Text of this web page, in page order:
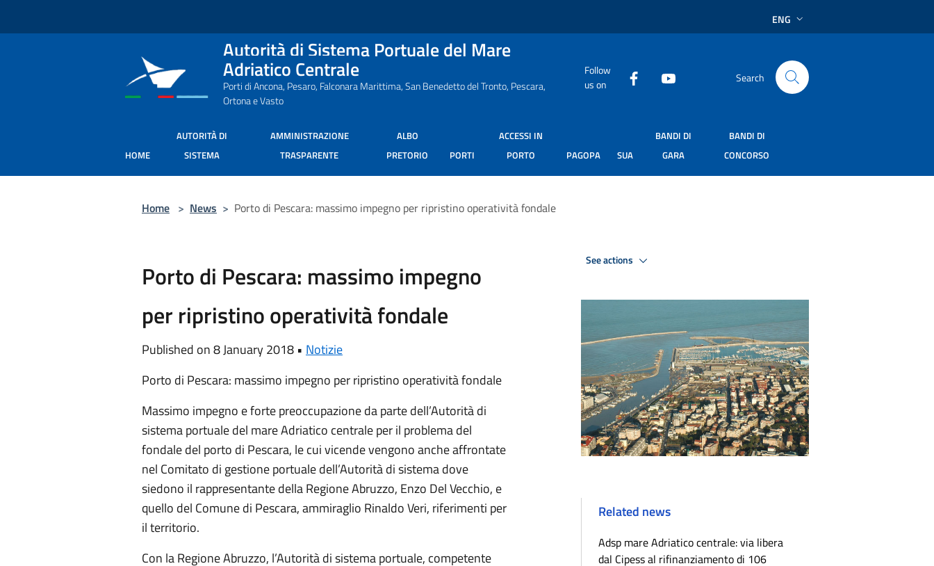
ENG
Autorità di Sistema Portuale del Mare
Adriatico Centrale
Porti di Ancona, Pesaro, Falconara Marittima, San Benedetto del Tronto, Pescara,
Ortona e Vasto
Follow
us on
Search
HOME
AUTORITÀ DI
SISTEMA
AMMINISTRAZIONE
TRASPARENTE
ALBO
PRETORIO
PORTI
ACCESSI IN
PORTO
PAGOPA SUA
BANDI DI
GARA
BANDI DI
CONCORSO
Home > News > Porto di Pescara: massimo impegno per ripristino operatività fondale
Porto di Pescara: massimo impegno
per ripristino operatività fondale
Published on 8 January 2018 • Notizie
Porto di Pescara: massimo impegno per ripristino operatività fondale
Massimo impegno e forte preoccupazione da parte dell’Autorità di
sistema portuale del mare Adriatico centrale per il problema del
fondale del porto di Pescara, le cui vicende vengono anche affrontate
nel Comitato di gestione portuale dell’Autorità di sistema dove
siedono il rappresentante della Regione Abruzzo, Enzo Del Vecchio, e
quello del Comune di Pescara, ammiraglio Rinaldo Veri, riferimenti per
il territorio.
Con la Regione Abruzzo, l’Autorità di sistema portuale, competente
See actions
Related news
Adsp mare Adriatico centrale: via libera
dal Cipess al rifinanziamento di 106